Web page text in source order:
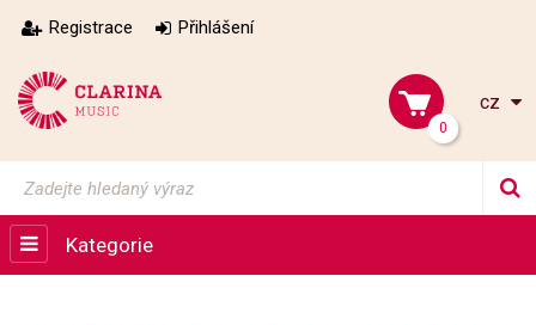
Registrace Přihlášení
0
cz
Kategorie